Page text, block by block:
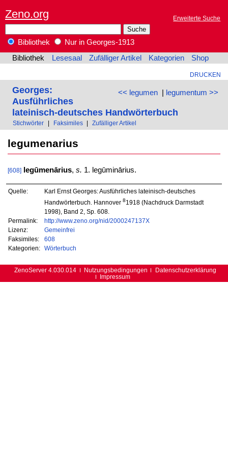
Zeno.org Erweiterte Suche
Bibliothek
Nur in Georges-1913
Bibliothek
Lesesaal Zufälliger Artikel Kategorien Shop
DRUCKEN
<< legumen| legumentum >>
Georges:
Ausführliches
lateinisch-deutsches Handwörterbuch
Stichwörter Faksimiles Zufälliger Artikel
legumenarius
[608] legūmenārius, s. 1. legūminārius.
Quelle:
Karl Ernst Georges: Ausführliches lateinisch-deutsches
Handwörterbuch. Hannover 81918 (Nachdruck Darmstadt
1998), Band 2, Sp. 608.
Permalink:
http://www.zeno.org/nid/2000247137X
Lizenz:
Gemeinfrei
Faksimiles:
608
Kategorien:
Wörterbuch
ZenoServer 4.030.014 Nutzungsbedingungen
Datenschutzerklärung
Impressum